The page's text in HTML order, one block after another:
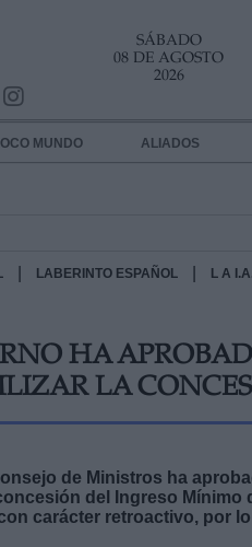
SÁBADO
08 DE AGOSTO
2026
MUNDO ALIADOS
LABERINTO ESPAÑOL L A
HA
LA
de Ministros ha
del Ingreso Mínimo
carácter retroactivo, por
DE TUS DATOS